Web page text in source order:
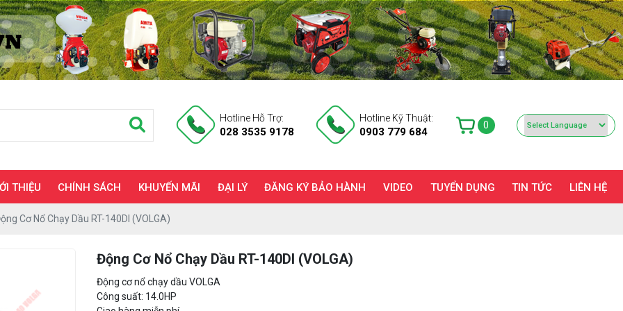
Hotline Hỗ Trợ:
028 3535 9178
Hotline Kỹ Thuật:
0903 779 684
0
THIỆU CHÍNH SÁCH KHUYẾN MÃI ĐẠI LÝ ĐĂNG KÝ BẢO HÀNH VIDEO TUYỂN DỤNG TIN TỨC LIÊN HỆ
Cơ Nổ Chạy Dầu RT-140DI (VOLGA)
Động Cơ Nổ Chạy Dầu RT-140DI (VOLGA)
Động cơ nổ chạy dầu VOLGA
Công suất: 14.0HP